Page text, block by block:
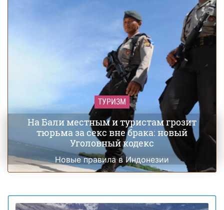
ТУРИЗМ
На Бали местным и туристам грозит
тюрьма за секс вне брака: новый
Уголовный кодекс
Новые правила в Индонезии